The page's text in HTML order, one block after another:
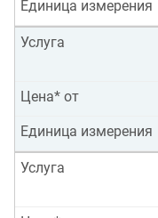
Единица измерения
Услуга
Цена* от
Единица измерения
Услуга